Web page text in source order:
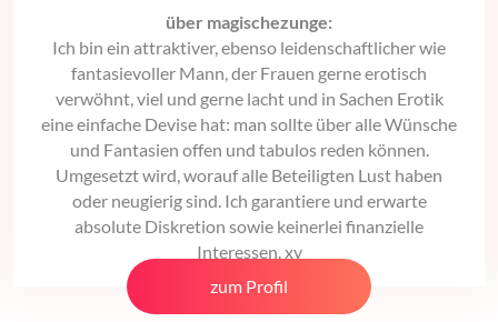
über magischezunge:
Ich bin ein attraktiver, ebenso leidenschaftlicher wie
fantasievoller Mann, der Frauen gerne erotisch
verwöhnt, viel und gerne lacht und in Sachen Erotik
eine einfache Devise hat: man sollte über alle Wünsche
und Fantasien offen und tabulos reden können.
Umgesetzt wird, worauf alle Beteiligten Lust haben
oder neugierig sind. Ich garantiere und erwarte
absolute Diskretion sowie keinerlei finanzielle
Interessen. xy
zum Profil